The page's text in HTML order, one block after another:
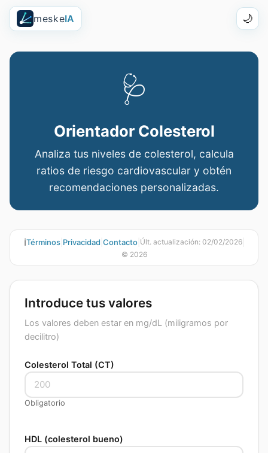
meskeIA 🌙
🩺
Orientador Colesterol
Analiza tus niveles de colesterol, calcula
ratios de riesgo cardiovascular y obtén
recomendaciones personalizadas.
ℹ️Términos| Privacidad Contacto| Últ. actualización: 02/02/2026|
© 2026
Introduce tus valores
Los valores deben estar en mg/dL (miligramos por
decilitro)
Colesterol Total (CT)
Obligatorio
HDL (colesterol bueno)